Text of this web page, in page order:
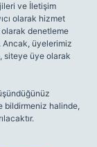
ve İletişim
olarak hizmet
denetleme
Ancak, üyelerimiz
siteye üye olarak
bildirmeniz halinde,